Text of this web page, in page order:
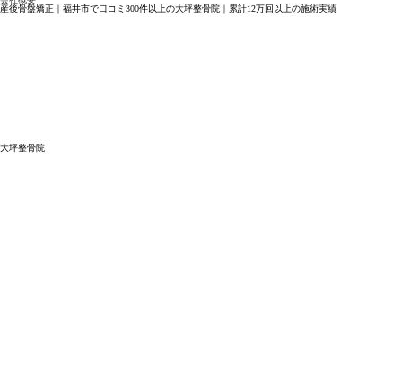
産後骨盤矯正｜福井市で口コミ300件以上の大坪整骨院｜累計12万回以上の施術実績
大坪整骨院